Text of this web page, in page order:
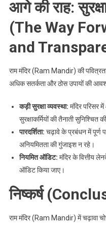
आगे की राह:
(The Way
and
राम मंदिर (Ram Mandir) की
अधिक सतर्कता और ठोस उपायों की
कड़ी सुरक्षा व्यवस्था: मंदिर परिसर
सुरक्षाकर्मियों की तैनाती सुनिश्चित
पारदर्शिता: चढ़ावे के प्रबंधन में पूर्ण
अनियमितता की गुंजाइश न रहे।
नियमित ऑडिट: मंदिर के वित्तीय
ऑडिट किया जाए।
निष्कर्ष
राम मंदिर (Ram Mandir) में